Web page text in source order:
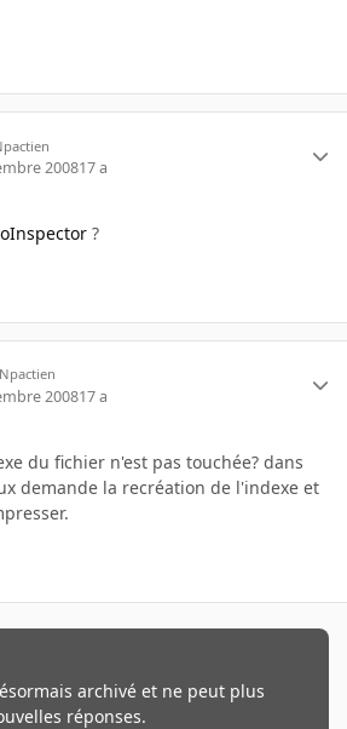
200817 a
?
200817 a
du fichier n'est pas touchée? dans
demande la recréation de l'indexe et
archivé et ne peut plus
réponses.